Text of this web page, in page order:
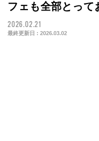
フェも全部とっ
2026.02.21
最終更新日 : 2026.03.02